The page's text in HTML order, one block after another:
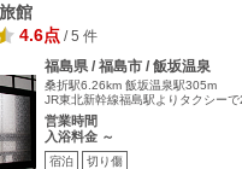
館
4.6点/ 5 件
福島県 / 福島市 / 飯坂温泉
桑折駅6.26km 飯坂温泉駅305m
JR東北新幹線福島駅よりタクシー
営業時間
入浴料金 ～
宿泊 切り傷